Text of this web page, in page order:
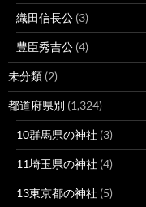
織田信長公 (3)
豊臣秀吉公 (4)
未分類 (2)
都道府県別 (1,324)
10群馬県の神社 (3)
11埼玉県の神社 (4)
13東京都の神社 (5)